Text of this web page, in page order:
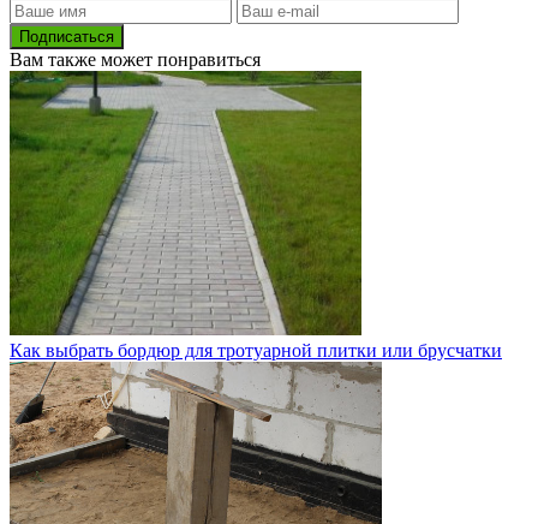
Подписаться
Вам также может понравиться
Как выбрать бордюр для тротуарной плитки или брусчатки